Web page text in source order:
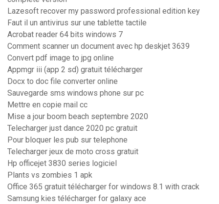
Lazesoft recover my password professional edition key
Faut il un antivirus sur une tablette tactile
Acrobat reader 64 bits windows 7
Comment scanner un document avec hp deskjet 3639
Convert pdf image to jpg online
Appmgr iii (app 2 sd) gratuit télécharger
Docx to doc file converter online
Sauvegarde sms windows phone sur pc
Mettre en copie mail cc
Mise a jour boom beach septembre 2020
Telecharger just dance 2020 pc gratuit
Pour bloquer les pub sur telephone
Telecharger jeux de moto cross gratuit
Hp officejet 3830 series logiciel
Plants vs zombies 1 apk
Office 365 gratuit télécharger for windows 8.1 with crack
Samsung kies télécharger for galaxy ace